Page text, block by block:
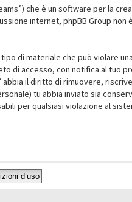
che è un software per la
internet, phpBB Group
di materiale che può violare
di accesso, con notifica al tuo
il diritto di rimuovere,
tu abbia inviato sia
per qualsiasi violazione al